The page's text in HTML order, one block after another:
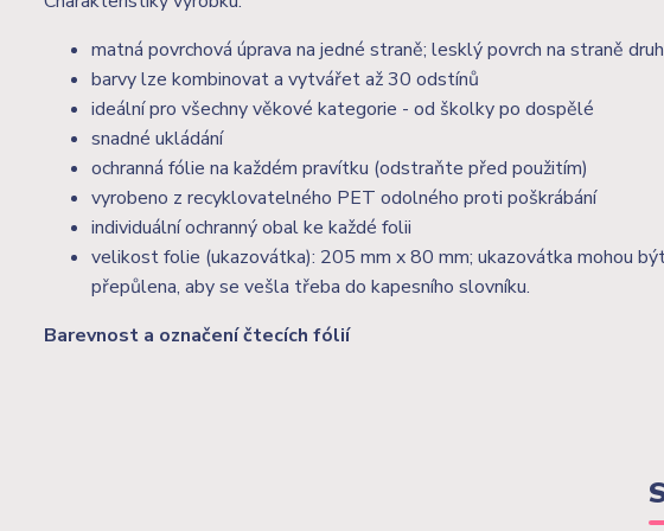
matná povrchová úprava na jedné straně; lesklý povrch na straně
barvy lze kombinovat a vytvářet až 30 odstínů
ideální pro všechny věkové kategorie - od školky po dospělé
snadné ukládání
ochranná fólie na každém pravítku (odstraňte před použitím)
vyrobeno z recyklovatelného PET odolného proti poškrábání
individuální ochranný obal ke každé folii
velikost folie (ukazovátka): 205 mm x 80 mm; ukazovátka mohou
přepůlena, aby se vešla třeba do kapesního slovníku.
Barevnost a označení čtecích fólií